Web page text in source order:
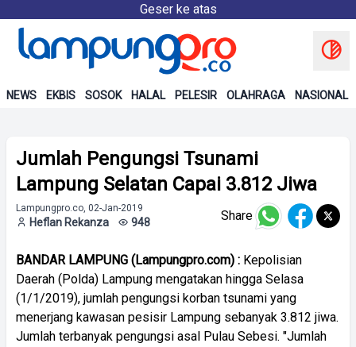
Geser ke atas
NEWS EKBIS SOSOK HALAL PELESIR OLAHRAGA NASIONAL
Jumlah Pengungsi Tsunami
Lampung Selatan Capai 3.812 Jiwa
Lampungpro.co, 02-Jan-2019
Heflan Rekanza 948 Share
BANDAR LAMPUNG (Lampungpro.com) : Kepolisian
Daerah (Polda) Lampung mengatakan hingga Selasa
(1/1/2019), jumlah pengungsi korban tsunami yang
menerjang kawasan pesisir Lampung sebanyak 3.812 jiwa.
Jumlah terbanyak pengungsi asal Pulau Sebesi. "Jumlah